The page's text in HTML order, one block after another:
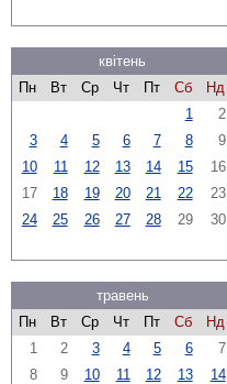
квітень
Пн
Вт Ср Чт Пт Сб
Нд
1
2
3
4 5 6 7 8
9
10
11 12 13 14 15
16
17
18 19 20 21 22
23
24
25 26 27 28 29 30
травень
Пн
Вт Ср Чт Пт Сб
Нд
1
2 3 4 5 6
7
8
9 10 11 12 13
14